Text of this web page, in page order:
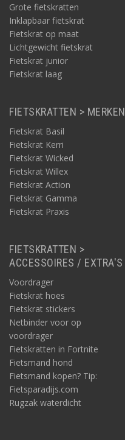
Grote fietskratten
Inklapbaar fietskrat
Fietskrat op maat
Lichtgewicht fietskrat
Fietskrat junior
Fietskrat laag
FIETSKRATTEN > MERKEN
Fietskrat Basil
Fietskrat Kerri
Fietskrat Wicked
Fietskrat Willex
Fietskrat Action
Fietskrat Gamma
Fietskrat Praxis
FIETSKRATTEN >
ACCESSOIRES / EXTRA'S
Voordrager
Fietskrat hoes
Fietskrat stickers
Netbinder voor op
voordrager
Fietskratten in Fortnite
Fietsmand hond
Fietsmand kopen? Tip:
Fietsparadijs.com
Rugzak waterdicht